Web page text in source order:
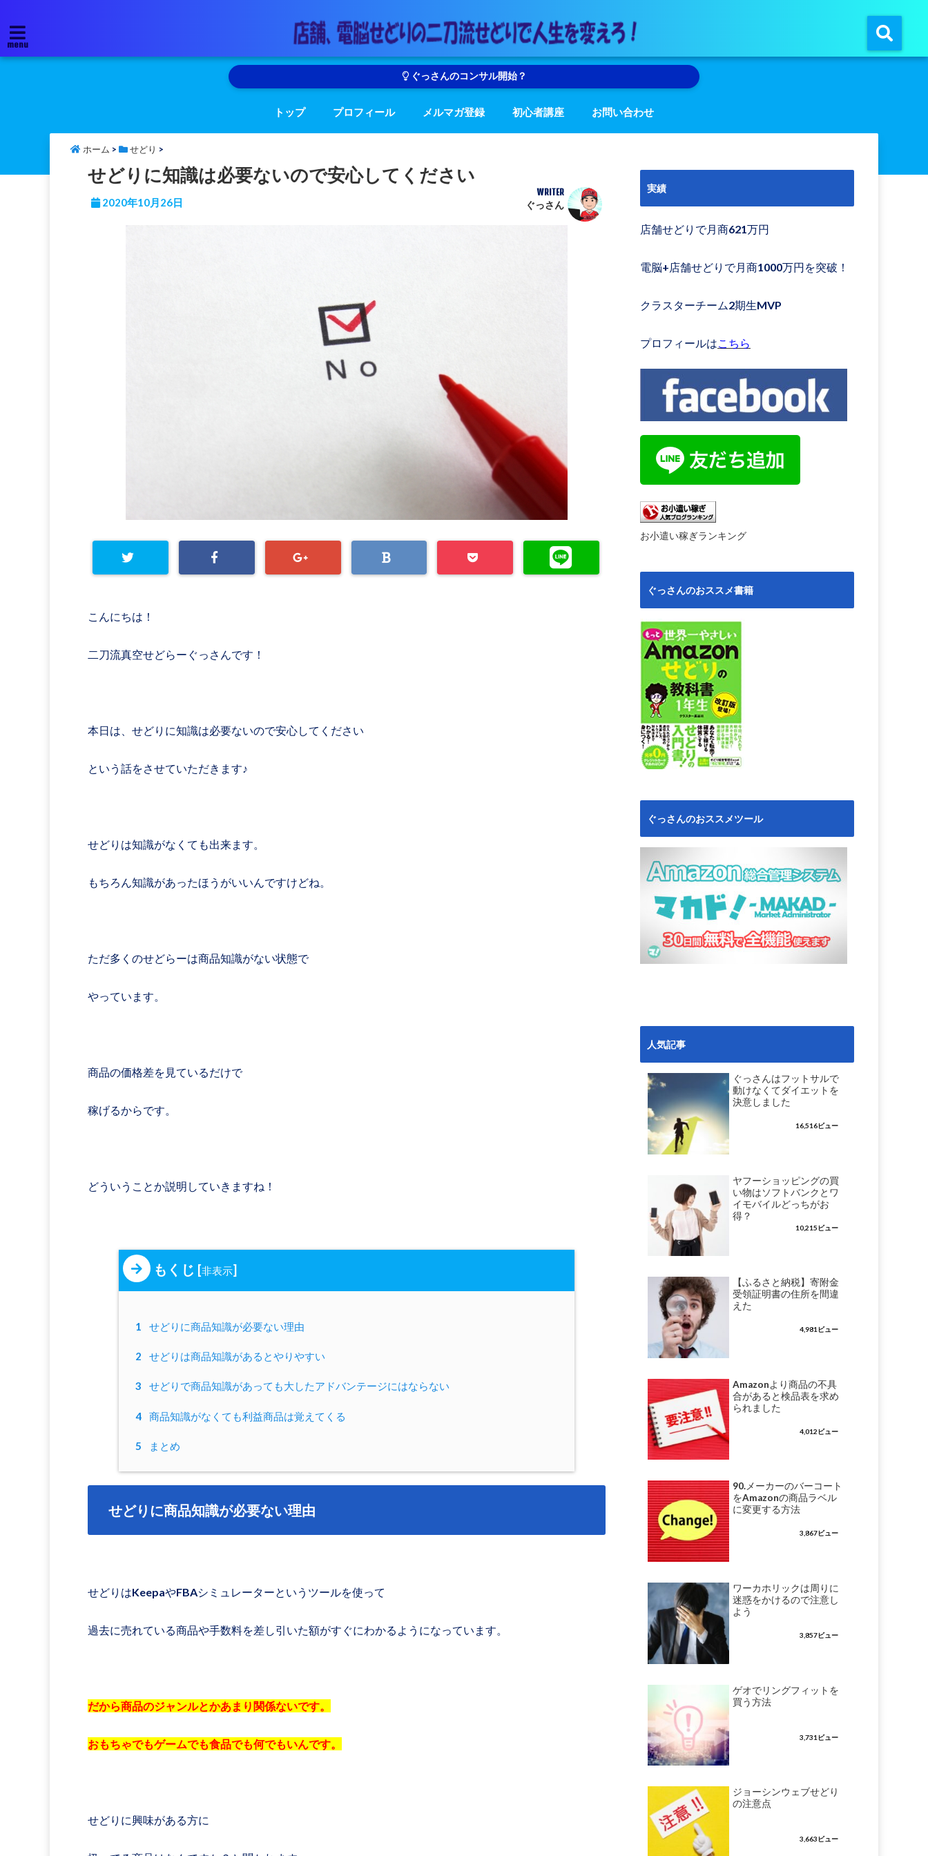
menu
ぐっさんのコンサル開始？
トップ プロフィール メルマガ登録 初心者講座 お問い合わせ
ホーム > せどり >
せどりに知識は必要ないので安心してください
2020年10月26日
WRITER
ぐっさん
こんにちは！
二刀流真空せどらーぐっさんです！
本日は、せどりに知識は必要ないので安心してください
という話をさせていただきます♪
せどりは知識がなくても出来ます。
もちろん知識があったほうがいいんですけどね。
ただ多くのせどらーは商品知識がない状態で
やっています。
商品の価格差を見ているだけで
稼げるからです。
どういうことか説明していきますね！
もくじ [非表示]
1 せどりに商品知識が必要ない理由
2 せどりは商品知識があるとやりやすい
3 せどりで商品知識があっても大したアドバンテージにはならない
4 商品知識がなくても利益商品は覚えてくる
5 まとめ
せどりに商品知識が必要ない理由
せどりはKeepaやFBAシミュレーターというツールを使って
過去に売れている商品や手数料を差し引いた額がすぐにわかるようになっています。
だから商品のジャンルとかあまり関係ないです。
おもちゃでもゲームでも食品でも何でもいんです。
せどりに興味がある方に
実績
店舗せどりで月商621万円
電脳+店舗せどりで月商1000万円を突破！
クラスターチーム2期生MVP
プロフィールはこちら
お小遣い稼ぎランキング
ぐっさんのおススメ書籍
ぐっさんのおススメツール
人気記事
ぐっさんはフットサルで
動けなくてダイエットを
決意しました
16,516ビュー
ヤフーショッピングの買
い物はソフトバンクとワ
イモバイルどっちがお
得？
10,215ビュー
【ふるさと納税】寄附金
受領証明書の住所を間違
えた
4,981ビュー
Amazonより商品の不具
合があると検品表を求め
られました
4,012ビュー
90.メーカーのバーコート
をAmazonの商品ラベル
に変更する方法
3,867ビュー
ワーカホリックは周りに
迷惑をかけるので注意し
よう
3,857ビュー
ゲオでリングフィットを
買う方法
3,731ビュー
ジョーシンウェブせどり
の注意点
3,663ビュー